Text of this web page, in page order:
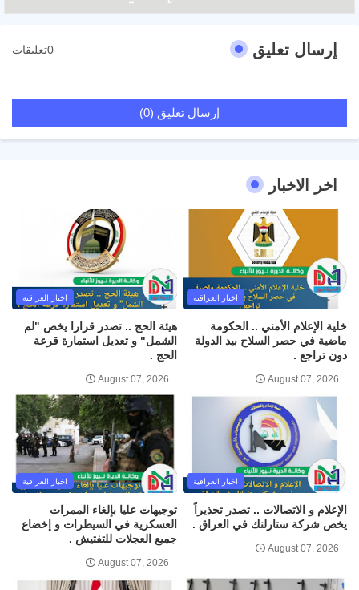
إرسال تعليق 0تعليقات
إرسال تعليق (0)
اخر الاخبار
اخبار العراقية
خلية الإعلام الأمني .. الحكومة
ماضية في حصر السلاح بيد الدولة
دون تراجع .
August 07, 2026
اخبار العراقية
هيئة الحج .. تصدر قرارا يخص "لم
الشمل" و تعديل استمارة قرعة
الحج .
August 07, 2026
اخبار العراقية
الإعلام و الاتصالات .. تصدر تحذيراً
يخص شركة ستارلنك في العراق .
August 07, 2026
اخبار العراقية
توجيهات عليا بإلغاء الممرات
العسكرية في السيطرات و إخضاع
جميع العجلات للتفتيش .
August 07, 2026